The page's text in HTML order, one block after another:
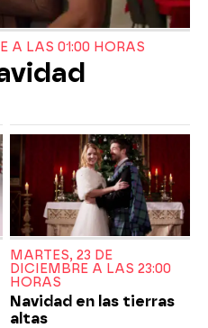
A LAS 01:00 HORAS
MARTES, 23 DE
DICIEMBRE A LAS 23:00
HORAS
Navidad en las tierras
altas